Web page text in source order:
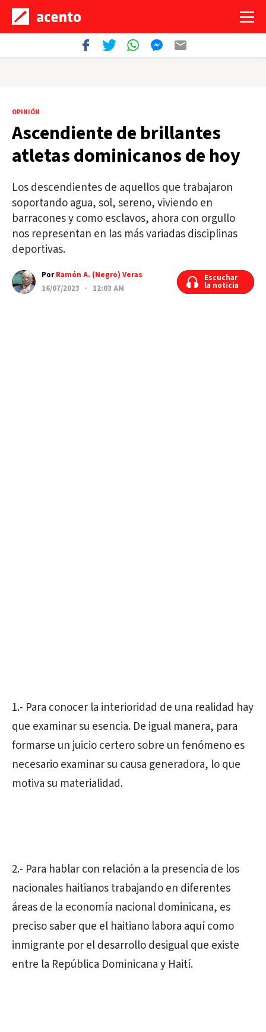
OPINIÓN
Ascendiente de brillantes
atletas dominicanos de hoy
Los descendientes de aquellos que trabajaron
soportando agua, sol, sereno, viviendo en
barracones y como esclavos, ahora con orgullo
nos representan en las más variadas disciplinas
deportivas.
PorRamón A. (Negro) Veras
16/07/2023 · 12:03 AM
Escuchar
la noticia
Escuchar
la noticia
1.- Para conocer la interioridad de una realidad hay
que examinar su esencia. De igual manera, para
formarse un juicio certero sobre un fenómeno es
necesario examinar su causa generadora, lo que
motiva su materialidad.
2.- Para hablar con relación a la presencia de los
nacionales haitianos trabajando en diferentes
áreas de la economía nacional dominicana, es
preciso saber que el haitiano labora aquí como
inmigrante por el desarrollo desigual que existe
entre la República Dominicana y Haití.